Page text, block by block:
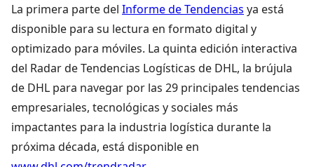
La primera parte del Informe de Tendencias ya está
disponible para su lectura en formato digital y
optimizado para móviles. La quinta edición interactiva
del Radar de Tendencias Logísticas de DHL, la brújula
de DHL para navegar por las 29 principales tendencias
empresariales, tecnológicas y sociales más
impactantes para la industria logística durante la
próxima década, está disponible en